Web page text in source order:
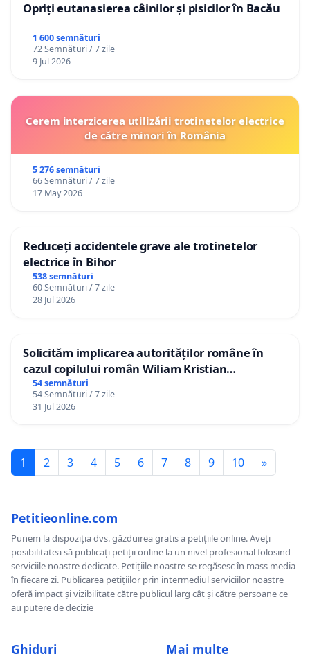
Opriți eutanasierea câinilor și pisicilor în Bacău
1 600 semnături
72 Semnături / 7 zile
9 Jul 2026
Cerem interzicerea utilizării trotinetelor electrice
de către minori în România
5 276 semnături
66 Semnături / 7 zile
17 May 2026
Reduceți accidentele grave ale trotinetelor
electrice în Bihor
538 semnături
60 Semnături / 7 zile
28 Jul 2026
Solicităm implicarea autorităților române în
cazul copilului român Wiliam Kristian
Gheorghe, aflat în plasament în Danemarca de
12 ani
54 semnături
54 Semnături / 7 zile
31 Jul 2026
1 2 3 4 5 6 7 8 9 10 »
Petitieonline.com
Punem la dispoziția dvs. găzduirea gratis a petițiile online. Aveți
posibilitatea să publicați petiții online la un nivel profesional folosind
serviciile noastre dedicate. Petițiile noastre se regăsesc în mass media
în fiecare zi. Publicarea petițiilor prin intermediul serviciilor noastre
oferă impact și vizibilitate către publicul larg cât și către persoane ce
au putere de decizie
Ghiduri Mai multe